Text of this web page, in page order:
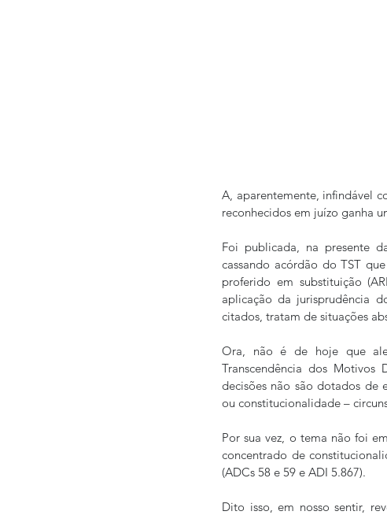
A, aparentemente, infindável
reconhecidos em juízo ganha
Foi publicada, na presente
cassando acórdão do TST
proferido em substituição
aplicação da jurisprudência
citados, tratam de situações
Ora, não é de hoje que
Transcendência dos Motivos
decisões não são dotados de
ou constitucionalidade –
Por sua vez, o tema não foi
concentrado de
(ADCs 58 e 59 e ADI 5.867).
Dito isso, em nosso sentir,